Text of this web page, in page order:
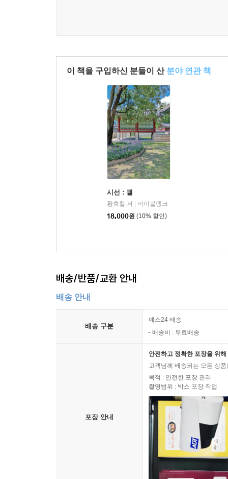
이 책을 구입하신 분들이 산 분야 연관 책
시선 : 궐
황효철 저
바이블랭크
18,000원 (10% 할인)
배송/반품/교환 안내
배송 안내
배송 구분
예스24 배송
배송비 : 무료배송
포장 안내
안전하고 정확한 포장을 위
고객님께 배송되는 모든 상
목적 : 안전한 포장 관리
촬영범위 : 박스 포장 작업